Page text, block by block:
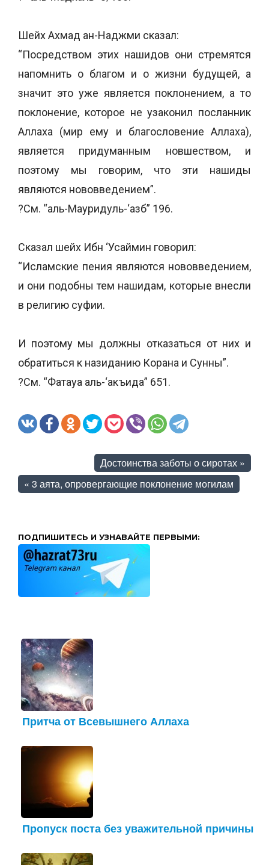
Шейх Ахмад ан-Наджми сказал:
“Посредством этих нашидов они стремятся
напомнить о благом и о жизни будущей, а
значит это уже является поклонением, а то
поклонение, которое не узаконил посланник
Аллаха (мир ему и благословение Аллаха),
является придуманным новшеством, и
поэтому мы говорим, что эти нашиды
являются нововведением”.
?См. “аль-Мауридуль-‘азб” 196.
Сказал шейх Ибн ‘Усаймин говорил:
“Исламские пения являются нововведением,
и они подобны тем нашидам, которые внесли
в религию суфии.
И поэтому мы должны отказаться от них и
обратиться к назиданию Корана и Сунны”.
?См. “Фатауа аль-‘акъида” 651.
Достоинства заботы о сиротах »
« 3 аята, опровергающие поклонение могилам
ПОДПИШИТЕСЬ И УЗНАВАЙТЕ ПЕРВЫМИ:
Притча от Всевышнего Аллаха
Пропуск поста без уважительной причины